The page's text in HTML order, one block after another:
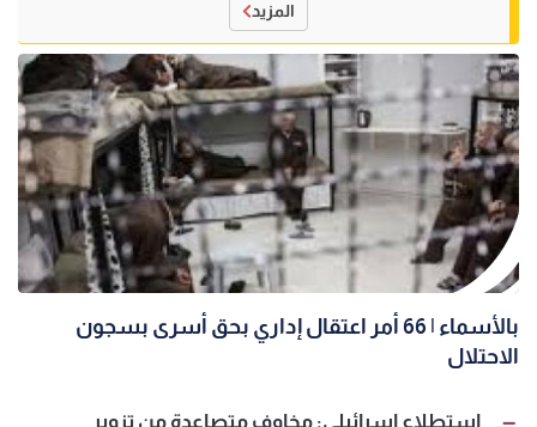
المزيد
بالأسماء | 66 أمر اعتقال إداري بحق أسرى بسجون
الاحتلال
استطلاع إسرائيلي: مخاوف متصاعدة من تزوير